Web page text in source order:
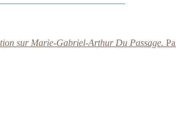
sur Marie-Gabriel-Arthur Du Passage.